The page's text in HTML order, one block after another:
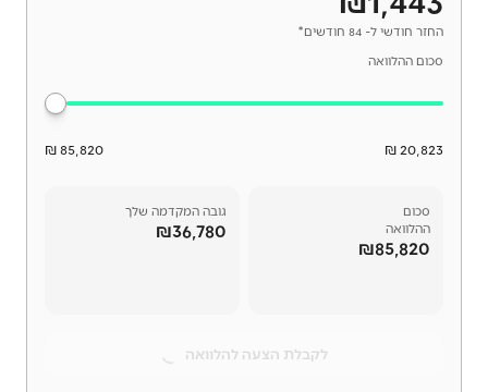
החזר חודשי ל- 84 חודשים*
סכום ההלוואה
20,823 ₪
85,820 ₪
ההלוואה
₪85,820
גובה המקדמה שלך
₪36,780
לקבלת הצעה להלוואה